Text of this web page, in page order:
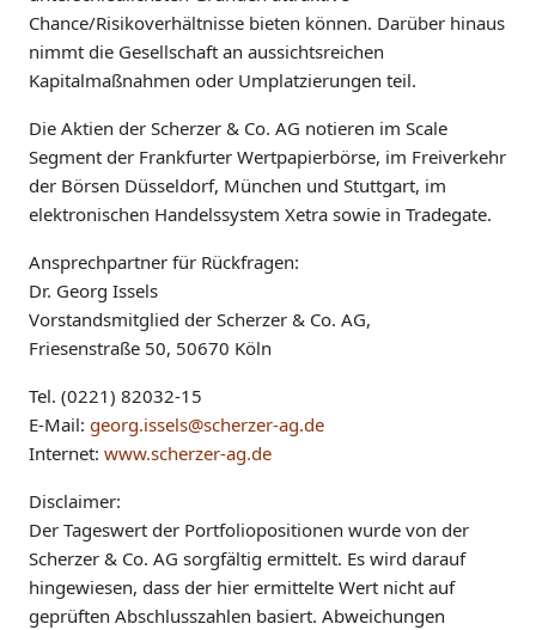
Chance/Risikoverhältnisse bieten können. Darüber hinaus
nimmt die Gesellschaft an aussichtsreichen
Kapitalmaßnahmen oder Umplatzierungen teil.
Die Aktien der Scherzer & Co. AG notieren im Scale
Segment der Frankfurter Wertpapierbörse, im Freiverkehr
der Börsen Düsseldorf, München und Stuttgart, im
elektronischen Handelssystem Xetra sowie in Tradegate.
Ansprechpartner für Rückfragen:
Dr. Georg Issels
Vorstandsmitglied der Scherzer & Co. AG,
Friesenstraße 50, 50670 Köln
Tel. (0221) 82032-15
E-Mail: georg.issels@scherzer-ag.de
Internet: www.scherzer-ag.de
Disclaimer:
Der Tageswert der Portfoliopositionen wurde von der
Scherzer & Co. AG sorgfältig ermittelt. Es wird darauf
hingewiesen, dass der hier ermittelte Wert nicht auf
geprüften Abschlusszahlen basiert. Abweichungen